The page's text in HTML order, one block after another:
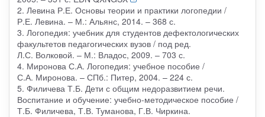
2. Левина Р.Е. Основы теории и практики логопедии /
Р.Е. Левина. – М.: Альянс, 2014. – 368 с.
3. Логопедия: учебник для студентов дефектологических
факультетов педагогических вузов / под ред.
Л.С. Волковой. – М.: Владос, 2009. – 703 с.
4. Миронова С.А. Логопедия: учебное пособие /
С.А. Миронова. – СПб.: Питер, 2004. – 224 с.
5. Филичева Т.Б. Дети с общим недоразвитием речи.
Воспитание и обучение: учебно-методическое пособие /
Т.Б. Филичева, Т.В. Туманова, Г.В. Чиркина.